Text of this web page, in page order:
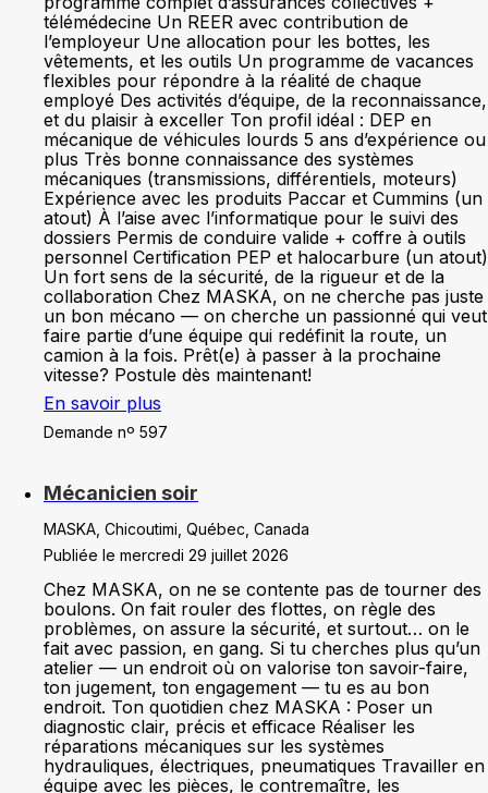
télémédecine Un REER avec contribution de
l’employeur Une allocation pour les bottes, les
vêtements, et les outils Un programme de vacances
flexibles pour répondre à la réalité de chaque
employé Des activités d’équipe, de la reconnaissance,
et du plaisir à exceller Ton profil idéal : DEP en
mécanique de véhicules lourds 5 ans d’expérience ou
plus Très bonne connaissance des systèmes
mécaniques (transmissions, différentiels, moteurs)
Expérience avec les produits Paccar et Cummins (un
atout) À l’aise avec l’informatique pour le suivi des
dossiers Permis de conduire valide + coffre à outils
personnel Certification PEP et halocarbure (un atout)
Un fort sens de la sécurité, de la rigueur et de la
collaboration Chez MASKA, on ne cherche pas juste
un bon mécano — on cherche un passionné qui veut
faire partie d’une équipe qui redéfinit la route, un
camion à la fois. Prêt(e) à passer à la prochaine
vitesse? Postule dès maintenant!
En savoir plus
Demande nº 597
Mécanicien soir
MASKA, Chicoutimi, Québec, Canada
Publiée le mercredi 29 juillet 2026
Chez MASKA, on ne se contente pas de tourner des
boulons. On fait rouler des flottes, on règle des
problèmes, on assure la sécurité, et surtout… on le
fait avec passion, en gang. Si tu cherches plus qu’un
atelier — un endroit où on valorise ton savoir-faire,
ton jugement, ton engagement — tu es au bon
endroit. Ton quotidien chez MASKA : Poser un
diagnostic clair, précis et efficace Réaliser les
réparations mécaniques sur les systèmes
hydrauliques, électriques, pneumatiques Travailler en
équipe avec les pièces, le contremaître, les